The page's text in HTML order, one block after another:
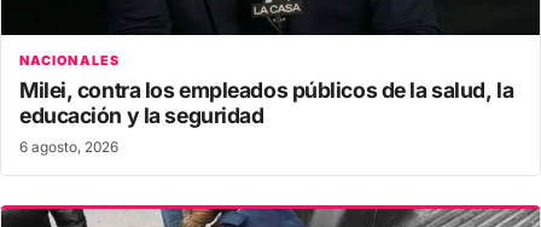
NACIONALES
Milei, contra los empleados públicos de la salud, la
educación y la seguridad
6 agosto, 2026